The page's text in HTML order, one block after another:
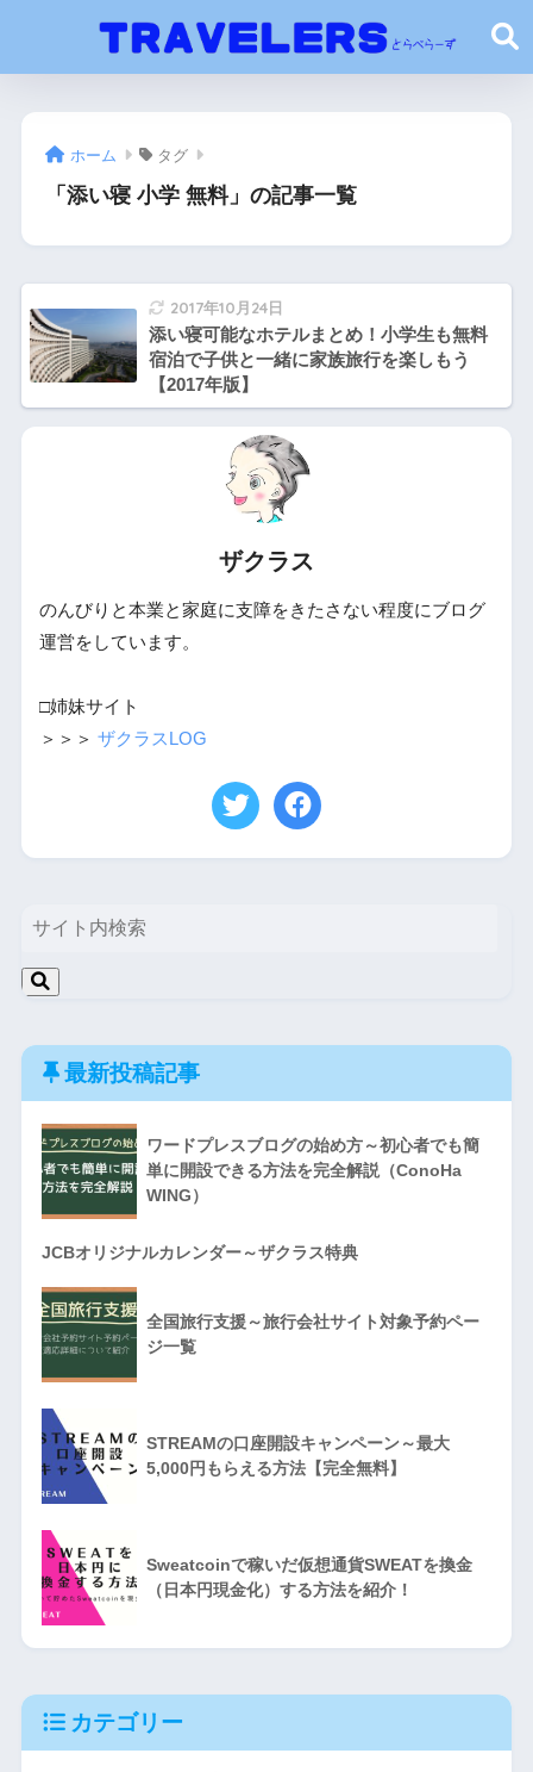
ホーム タグ
「添い寝 小学 無料」の記事一覧
2017年10月24日
添い寝可能なホテルまとめ！小学生も無料
宿泊で子供と一緒に家族旅行を楽しもう
【2017年版】
ザクラス
のんびりと本業と家庭に支障をきたさない程度にブログ
運営をしています。
□姉妹サイト
＞＞＞ ザクラスLOG
最新投稿記事
ワードプレスブログの始め方～初心者でも簡
単に開設できる方法を完全解説（ConoHa
WING）
JCBオリジナルカレンダー～ザクラス特典
全国旅行支援～旅行会社サイト対象予約ペー
ジ一覧
STREAMの口座開設キャンペーン～最大
5,000円もらえる方法【完全無料】
Sweatcoinで稼いだ仮想通貨SWEATを換金
（日本円現金化）する方法を紹介！
カテゴリー